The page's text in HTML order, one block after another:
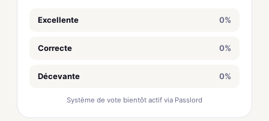
Excellente 0%
Correcte 0%
Décevante 0%
Système de vote bientôt actif via Passlord